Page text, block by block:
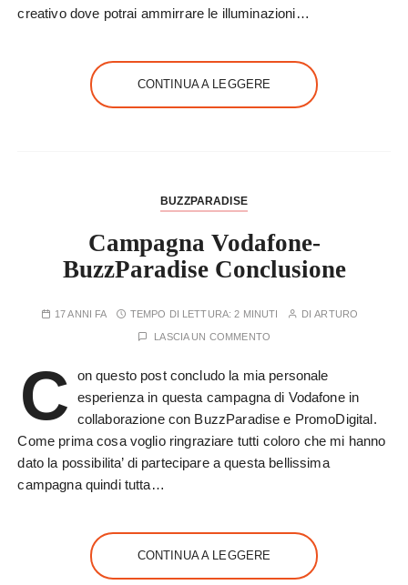
creativo dove potrai ammirrare le illuminazioni…
CONTINUA A LEGGERE
BUZZPARADISE
Campagna Vodafone-
BuzzParadise Conclusione
17 ANNI FA TEMPO DI LETTURA:2 MINUTI DIARTURO
LASCIA UN COMMENTO
C
on questo post concludo la mia personale
esperienza in questa campagna di Vodafone in
collaborazione con BuzzParadise e PromoDigital.
Come prima cosa voglio ringraziare tutti coloro che mi hanno
dato la possibilita’ di partecipare a questa bellissima
campagna quindi tutta…
CONTINUA A LEGGERE